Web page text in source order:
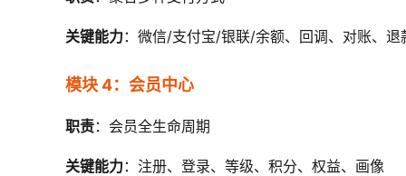
关键能力：微信/支付宝/银联/余额、回调、对账、退
模块 4：会员中心
职责：会员全生命周期
关键能力：注册、登录、等级、积分、权益、画像